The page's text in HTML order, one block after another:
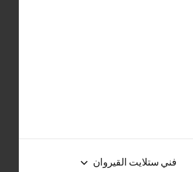
فني ستلايت القيروان